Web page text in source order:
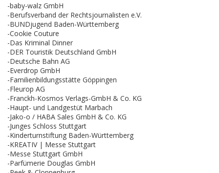
-baby-walz GmbH
-Berufsverband der Rechtsjournalisten e.V.
-BUNDjugend Baden-Württemberg
-Cookie Couture
-Das Kriminal Dinner
-DER Touristik Deutschland GmbH
-Deutsche Bahn AG
-Everdrop GmbH
-Familienbildungsstätte Göppingen
-Fleurop AG
-Franckh-Kosmos Verlags-GmbH & Co. KG
-Haupt- und Landgestüt Marbach
-Jako-o / HABA Sales GmbH & Co. KG
-Junges Schloss Stuttgart
-Kinderturnstiftung Baden-Württemberg
-KREATIV | Messe Stuttgart
-Messe Stuttgart GmbH
-Parfümerie Douglas GmbH